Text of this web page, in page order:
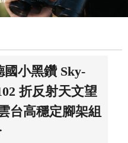
國小黑鑽 Sky-
折反射天文望
台高穩定腳架組